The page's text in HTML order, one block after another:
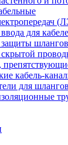
для
кабель-
для